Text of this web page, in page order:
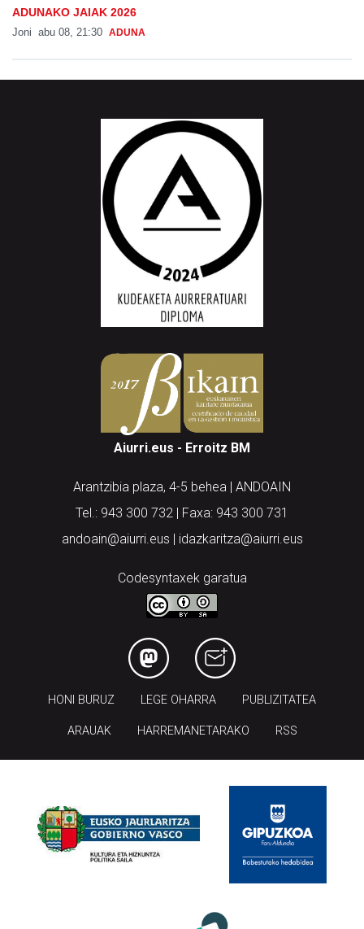
ADUNAKO JAIAK 2026
Joni abu 08, 21:30 ADUNA
Aiurri.eus - Erroitz BM
Arantzibia plaza, 4-5 behea | ANDOAIN
Tel.: 943 300 732 | Faxa: 943 300 731
andoain@aiurri.eus | idazkaritza@aiurri.eus
Codesyntaxek garatua
HONI BURUZ LEGE OHARRA PUBLIZITATEA
ARAUAK HARREMANETARAKO RSS